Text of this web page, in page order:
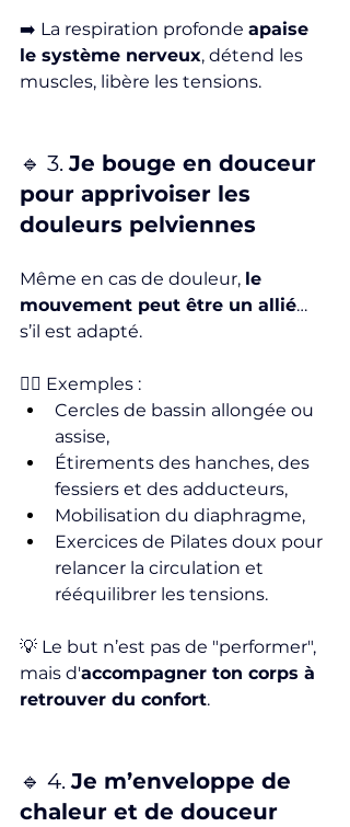
➡️ La respiration profonde apaise
le système nerveux, détend les
muscles, libère les tensions.
🔹 3. Je bouge en douceur
pour apprivoiser les
douleurs pelviennes
Même en cas de douleur, le
mouvement peut être un allié…
s’il est adapté.
🧘‍♀️ Exemples :
Cercles de bassin allongée ou
assise,
Étirements des hanches, des
fessiers et des adducteurs,
Mobilisation du diaphragme,
Exercices de Pilates doux pour
relancer la circulation et
rééquilibrer les tensions.
💡 Le but n’est pas de "performer",
mais d'accompagner ton corps à
retrouver du confort.
🔹 4. Je m’enveloppe de
chaleur et de douceur